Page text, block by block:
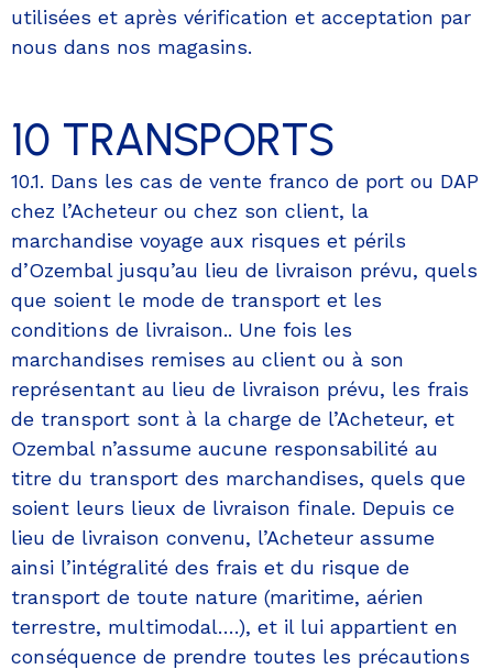
utilisées et après vérification et acceptation par
nous dans nos magasins.
10 TRANSPORTS
10.1. Dans les cas de vente franco de port ou DAP
chez l’Acheteur ou chez son client, la
marchandise voyage aux risques et périls
d’Ozembal jusqu’au lieu de livraison prévu, quels
que soient le mode de transport et les
conditions de livraison.. Une fois les
marchandises remises au client ou à son
représentant au lieu de livraison prévu, les frais
de transport sont à la charge de l’Acheteur, et
Ozembal n’assume aucune responsabilité au
titre du transport des marchandises, quels que
soient leurs lieux de livraison finale. Depuis ce
lieu de livraison convenu, l’Acheteur assume
ainsi l’intégralité des frais et du risque de
transport de toute nature (maritime, aérien
terrestre, multimodal….), et il lui appartient en
conséquence de prendre toutes les précautions